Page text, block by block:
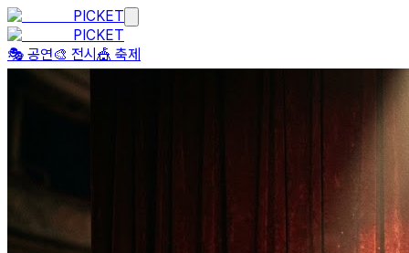
PICKET
PICKET
🎭 공연🎨 전시 🎪 축제